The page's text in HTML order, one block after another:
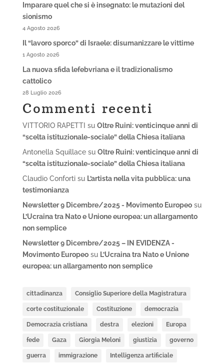
Imparare quel che si è insegnato: le mutazioni del
sionismo
4 Agosto 2026
Il “lavoro sporco” di Israele: disumanizzare le vittime
1 Agosto 2026
La nuova sfida lefebvriana e il tradizionalismo
cattolico
28 Luglio 2026
Commenti recenti
VITTORIO RAPETTI su Oltre Ruini: venticinque anni di
“scelta istituzionale-sociale” della Chiesa italiana
Antonella Squillacesu Oltre Ruini: venticinque anni di
“scelta istituzionale-sociale” della Chiesa italiana
Claudio Confortisu L’artista nella vita pubblica: una
testimonianza
Newsletter 9 Dicembre/2025 - Movimento Europeosu
L’Ucraina tra Nato e Unione europea: un allargamento
non semplice
Newsletter 9 Dicembre/2025 – IN EVIDENZA -
Movimento Europeosu L’Ucraina tra Nato e Unione
europea: un allargamento non semplice
cittadinanza Consiglio Superiore della Magistratura
corte costituzionale Costituzione democrazia
Democrazia cristiana destra elezioni Europa
fede Gaza Giorgia Meloni giustizia governo
guerra immigrazione Intelligenza artificiale